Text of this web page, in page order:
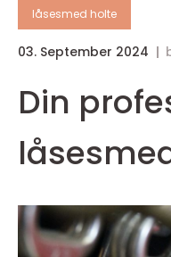
låsesmed holte
03. September 2024
Din